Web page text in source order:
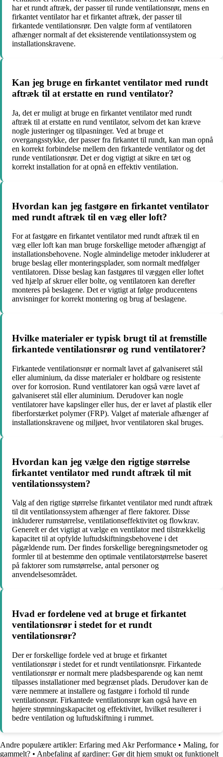
har et rundt aftræk, der passer til runde ventilationsrør, mens en
firkantet ventilator har et firkantet aftræk, der passer til
firkantede ventilationsrør. Den valgte form af ventilatoren
afhænger normalt af det eksisterende ventilationssystem og
installationskravene.
Kan jeg bruge en firkantet ventilator med rundt
aftræk til at erstatte en rund ventilator?
Ja, det er muligt at bruge en firkantet ventilator med rundt
aftræk til at erstatte en rund ventilator, selvom det kan kræve
nogle justeringer og tilpasninger. Ved at bruge et
overgangsstykke, der passer fra firkantet til rundt, kan man opnå
en korrekt forbindelse mellem den firkantede ventilator og det
runde ventilationsrør. Det er dog vigtigt at sikre en tæt og
korrekt installation for at opnå en effektiv ventilation.
Hvordan kan jeg fastgøre en firkantet ventilator
med rundt aftræk til en væg eller loft?
For at fastgøre en firkantet ventilator med rundt aftræk til en
væg eller loft kan man bruge forskellige metoder afhængigt af
installationsbehovene. Nogle almindelige metoder inkluderer at
bruge beslag eller monteringsplader, som normalt medfølger
ventilatoren. Disse beslag kan fastgøres til væggen eller loftet
ved hjælp af skruer eller bolte, og ventilatoren kan derefter
monteres på beslagene. Det er vigtigt at følge producentens
anvisninger for korrekt montering og brug af beslagene.
Hvilke materialer er typisk brugt til at fremstille
firkantede ventilationsrør og rund ventilatorer?
Firkantede ventilationsrør er normalt lavet af galvaniseret stål
eller aluminium, da disse materialer er holdbare og resistente
over for korrosion. Rund ventilatorer kan også være lavet af
galvaniseret stål eller aluminium. Derudover kan nogle
ventilatorer have kapslinger eller hus, der er lavet af plastik eller
fiberforstærket polymer (FRP). Valget af materiale afhænger af
installationskravene og miljøet, hvor ventilatoren skal bruges.
Hvordan kan jeg vælge den rigtige størrelse
firkantet ventilator med rundt aftræk til mit
ventilationssystem?
Valg af den rigtige størrelse firkantet ventilator med rundt aftræk
til dit ventilationssystem afhænger af flere faktorer. Disse
inkluderer rumstørrelse, ventilationseffektivitet og flowkrav.
Generelt er det vigtigt at vælge en ventilator med tilstrækkelig
kapacitet til at opfylde luftudskiftningsbehovene i det
pågældende rum. Der findes forskellige beregningsmetoder og
formler til at bestemme den optimale ventilatorstørrelse baseret
på faktorer som rumstørrelse, antal personer og
anvendelsesområdet.
Hvad er fordelene ved at bruge et firkantet
ventilationsrør i stedet for et rundt
ventilationsrør?
Der er forskellige fordele ved at bruge et firkantet
ventilationsrør i stedet for et rundt ventilationsrør. Firkantede
ventilationsrør er normalt mere pladsbesparende og kan nemt
tilpasses installationer med begrænset plads. Derudover kan de
være nemmere at installere og fastgøre i forhold til runde
ventilationsrør. Firkantede ventilationsrør kan også have en
højere strømningskapacitet og effektivitet, hvilket resulterer i
bedre ventilation og luftudskiftning i rummet.
Andre populære artikler: Erfaring med Akr Performance • Maling, for
gammelt? • Anbefaling af gardiner: Gør dit hjem smukt og funktionelt